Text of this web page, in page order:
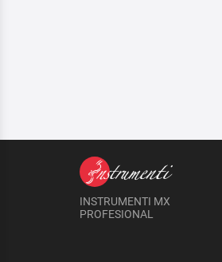
INSTRUMENTI MX
PROFESIONAL